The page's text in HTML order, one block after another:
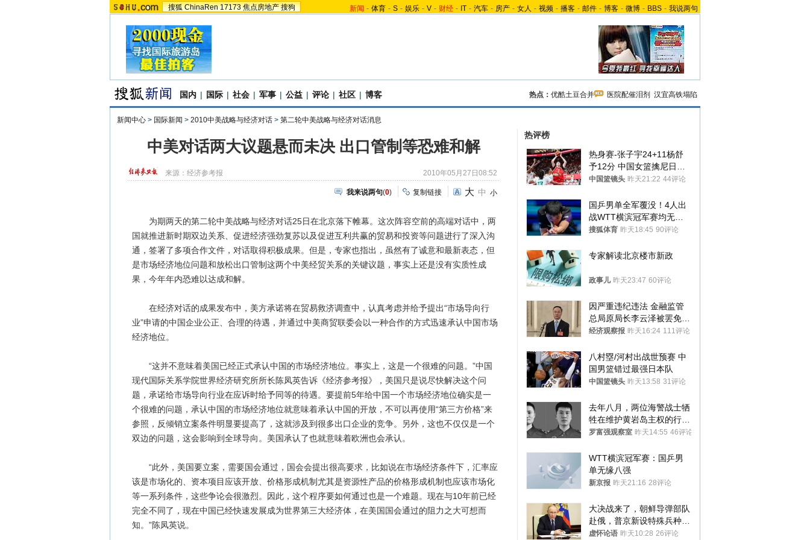
搜狐 ChinaRen 17173 焦点房地产 搜狗 新闻 - 体育 - S - 娱乐 - V - 财经 - IT - 汽车 - 房产 - 女人 - 视频 - 播客 - 邮件 - 博客 - 微博 - BBS - 我说两句
国内 | 国际 | 社会 | 军事 | 公益 | 评论 | 社区 | 博客 热点： 优酷土豆合并 医院配催泪剂 汉宜高铁塌陷
新闻中心 > 国际新闻 > 2010中美战略与经济对话 > 第二轮中美战略与经济对话消息
中美对话两大议题悬而未决 出口管制等恐难和解
来源： 经济参考报 2010年05月27日08:52
我来说两句(0) 复制链接 大 中 小
为期两天的第二轮中美战略与经济对话25日在北京落下帷幕。这次阵容空前的高端对话中，两
国就推进新时期双边关系、促进经济强劲复苏以及促进互利共赢的贸易和投资等问题进行了深入沟
通，签署了多项合作文件，对话取得积极成果。但是，专家也指出，虽然有了诚意和最新表态，但
是市场经济地位问题和放松出口管制这两个中美经贸关系的关键议题，事实上还是没有实质性成
果，今年年内恐难以达成和解。
在经济对话的成果发布中，美方承诺将在贸易救济调查中，认真考虑并给予提出“市场导向行
业”申请的中国企业公正、合理的待遇，并通过中美商贸联委会以一种合作的方式迅速承认中国市场
经济地位。
“这并不意味着美国已经正式承认中国的市场经济地位。事实上，这是一个很难的问题。”中国
现代国际关系学院世界经济研究所所长陈凤英告诉《经济参考报》，美国只是说尽快解决这个问
题，承诺给市场导向行业在应诉时给予同等的待遇。要提前5年给中国一个市场经济地位确实是一
个很难的问题，承认中国的市场经济地位就意味着承认中国的开放，不可以再使用“第三方价格”来
参照，反倾销立案条件明显要提高了，这就涉及到很多出口企业的竞争。另外，这也不仅仅是一个
双边的问题，这会影响到全球导向。美国承认了也就意味着欧洲也会承认。
“此外，美国要立案，需要国会通过，国会会提出很高要求，比如说在市场经济条件下，汇率应
该是市场化的、资本项目应该开放、价格形成机制尤其是资源性产品的价格形成机制也应该市场化
等一系列条件，这些争论会很激烈。因此，这个程序要如何通过也是一个难题。现在与10年前已经
完全不同了，现在中国已经快速发展成为世界第三大经济体，在美国国会通过的阻力之大可想而
知。”陈凤英说。
热评榜
热身赛-张子宇24+11杨舒
予12分 中国女篮擒尼日利
亚
中国篮镜头 昨天21:22 44评论
国乒男单全军覆没！4人出
战WTT横滨冠军赛均无缘
八强
搜狐体育 昨天18:45 90评论
专家解读北京楼市新政
政事儿 昨天23:47 60评论
因严重违纪违法 金融监管
总局原局长李云泽被罢免全
国人大代表
经济观察报 昨天16:24 111评论
八村塁/河村出战世预赛 中
国男篮错过最强日本队
中国篮镜头 昨天13:58 31评论
去年八月，两位海警战士牺
牲在维护黄岩岛主权的行动
中
罗富强观察室 昨天14:55 46评论
WTT横滨冠军赛：国乒男
单无缘八强
新京报 昨天21:16 28评论
大决战来了，朝鲜导弹部队
赴俄，普京新设特殊兵种，
76岁老将扛旗
虚怀论语 昨天10:28 26评论